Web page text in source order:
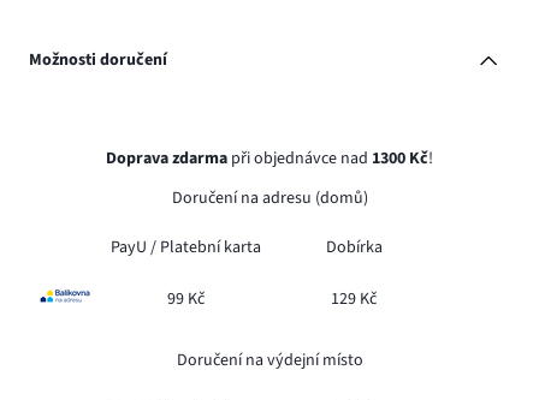
Možnosti doručení
Doprava zdarma při objednávce nad 1300 Kč!
Doručení na adresu (domů)
PayU / Platební karta Dobírka
99 Kč 129 Kč
Doručení na výdejní místo